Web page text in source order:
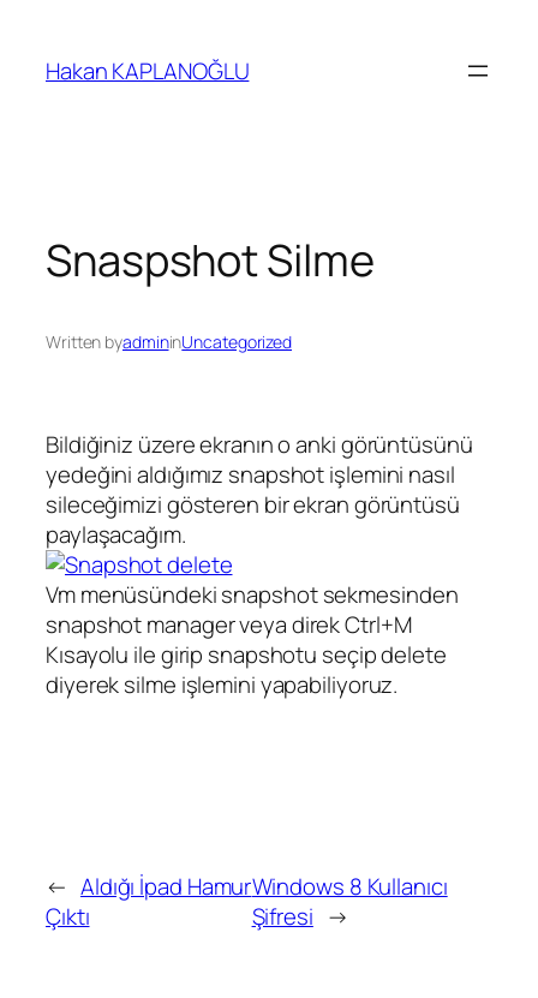
Hakan KAPLANOĞLU
Snaspshot Silme
Written byadmininUncategorized
Bildiğiniz üzere ekranın o anki görüntüsünü
yedeğini aldığımız snapshot işlemini nasıl
sileceğimizi gösteren bir ekran görüntüsü
paylaşacağım.
Vm menüsündeki snapshot sekmesinden
snapshot manager veya direk Ctrl+M
Kısayolu ile girip snapshotu seçip delete
diyerek silme işlemini yapabiliyoruz.
← Aldığı İpad Hamur
Çıktı
Windows 8 Kullanıcı
Şifresi →